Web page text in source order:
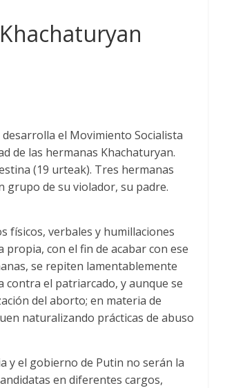
el Movimiento Socialista
de las hermanas Khachaturyan.
(19 urteak). Tres hermanas
grupo de su violador, su padre.
físicos, verbales y humillaciones
propia, con el fin de acabar con ese
, se repiten lamentablemente
contra el patriarcado, y aunque se
del aborto; en materia de
naturalizando prácticas de abuso
y el gobierno de Putin no serán la
en diferentes cargos,